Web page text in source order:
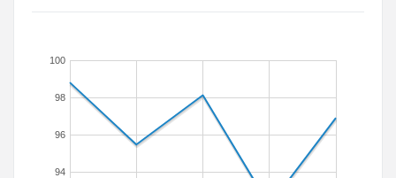
94
96
98
100